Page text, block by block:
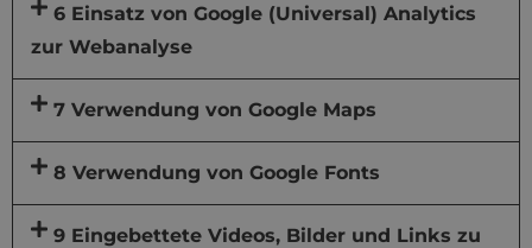
6 Einsatz von Google (Universal) Analytics
zur Webanalyse
7 Verwendung von Google Maps
8 Verwendung von Google Fonts
9 Eingebettete Videos, Bilder und Links zu